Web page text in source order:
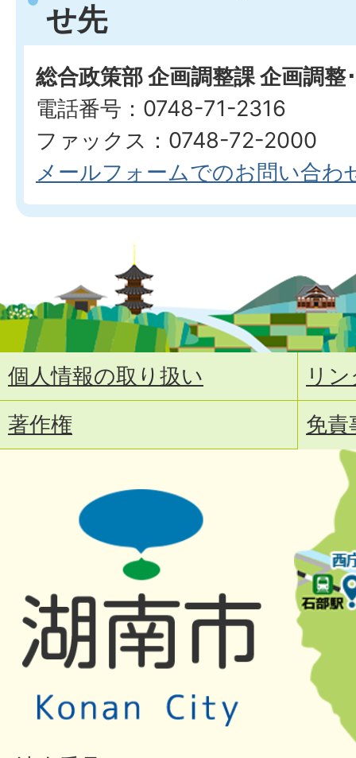
せ先
総合政策部 企画調整課 企画調整
電話番号：0748-71-2316
ファックス：0748-72-2000
メールフォームでのお問い合わ
個人情報の取り扱い
リ
著作権
免責